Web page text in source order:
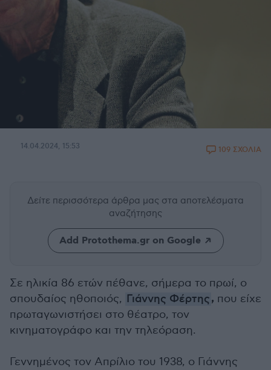
14.04.2024, 15:53 109 ΣΧΟΛΙΑ
Δείτε περισσότερα άρθρα μας στα αποτελέσματα
αναζήτησης
Add Protothema.gr on Google
Σε ηλικία 86 ετών πέθανε, σήμερα το πρωί, ο
σπουδαίος ηθοποιός, Γιάννης Φέρτης, που είχε
πρωταγωνιστήσει στο θέατρο, τον
κινηματογράφο και την τηλεόραση.
Γεννημένος τον Απρίλιο του 1938, ο Γιάννης